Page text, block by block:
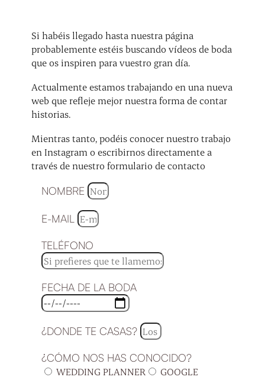
Si habéis llegado hasta nuestra página
probablemente estéis buscando vídeos de boda
que os inspiren para vuestro gran día.
Actualmente estamos trabajando en una nueva
web que refleje mejor nuestra forma de contar
historias.
Mientras tanto, podéis conocer nuestro trabajo
en Instagram o escribirnos directamente a
través de nuestro formulario de contacto
NOMBRE
E-MAIL
TELÉFONO
FECHA DE LA BODA
¿DONDE TE CASAS?
¿CÓMO NOS HAS CONOCIDO?
WEDDING PLANNER
GOOGLE